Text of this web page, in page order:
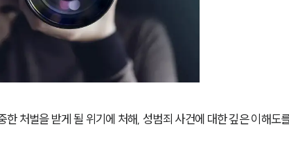
처벌을 받게 될 위기에 처해, 성범죄 사건에 대한 깊은 이해도